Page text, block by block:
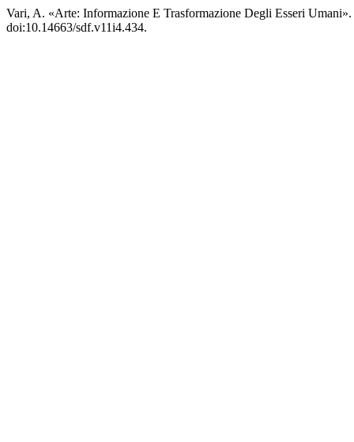
Vari, A. «Arte: Informazione E Trasformazione Degli Esseri Umani».
doi:10.14663/sdf.v11i4.434.